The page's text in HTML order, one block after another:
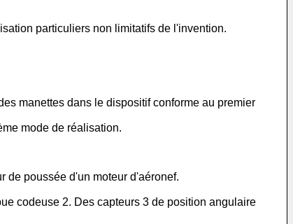
particuliers non limitatifs de l'invention.
manettes dans le dispositif conforme au premier
mode de réalisation.
de poussée d'un moteur d'aéronef.
codeuse 2. Des capteurs 3 de position angulaire